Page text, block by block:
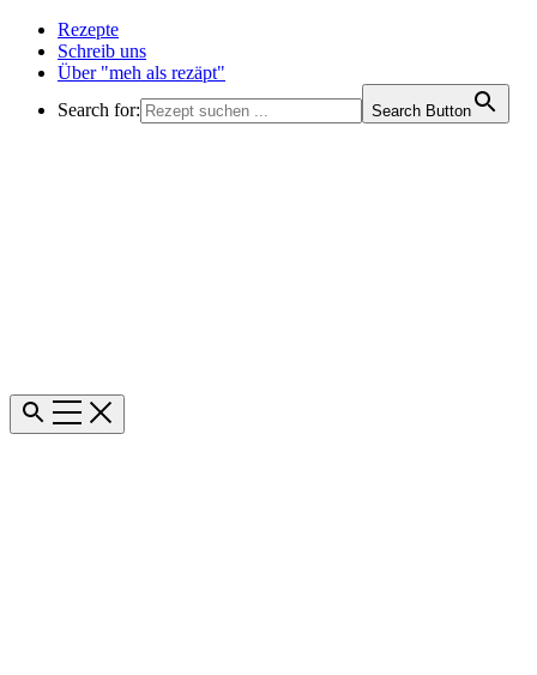
Rezepte
Schreib uns
Über "meh als rezäpt"
Search for:
Search Button